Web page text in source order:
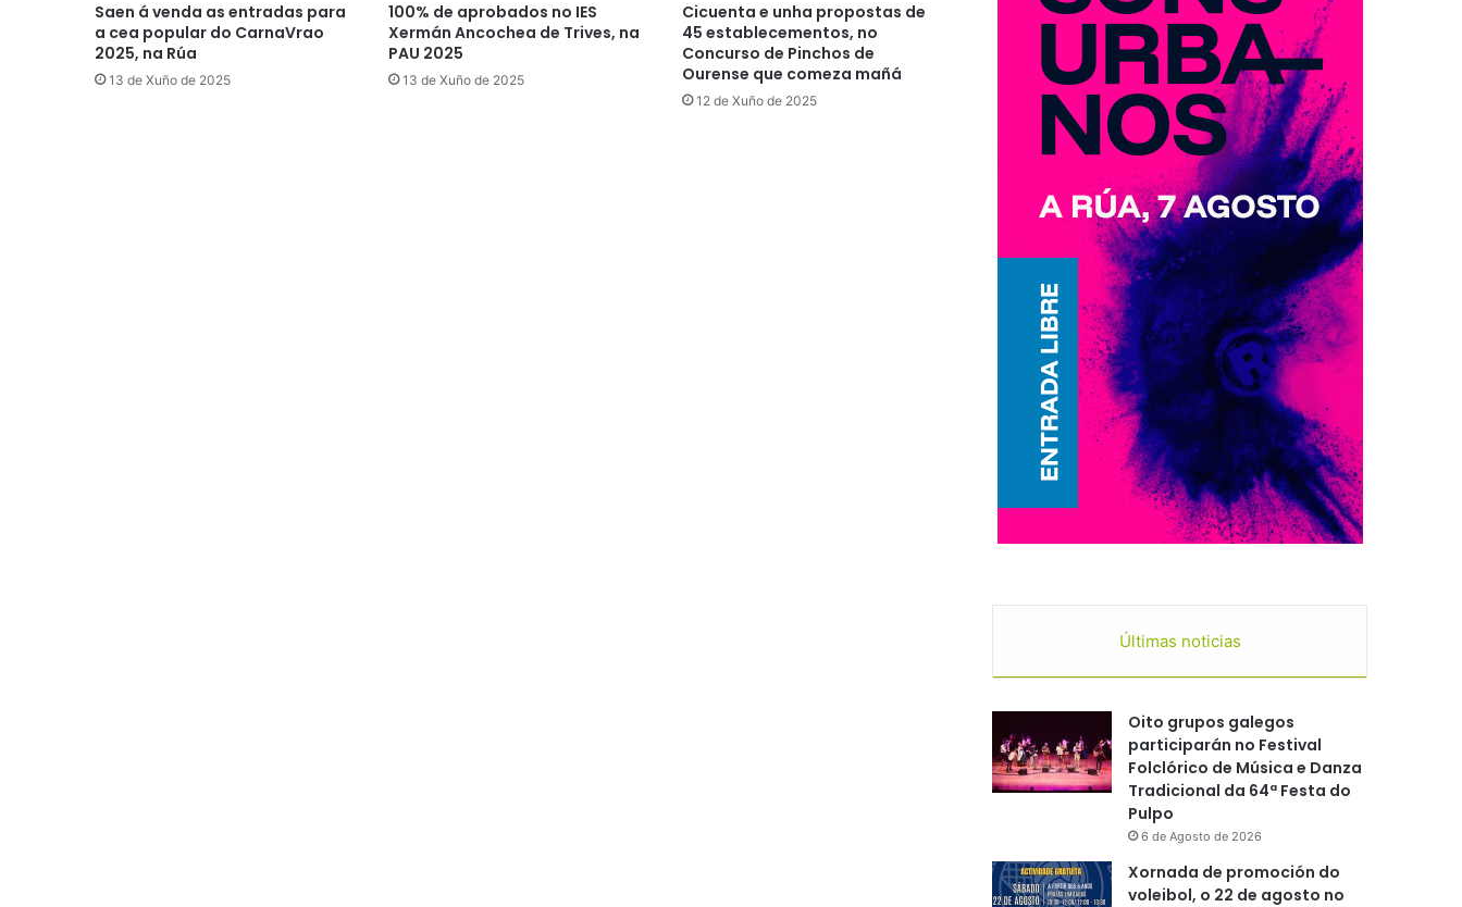
Saen á venda as entradas para
a cea popular do CarnaVrao
2025, na Rúa
13 de Xuño de 2025
100% de aprobados no IES
Xermán Ancochea de Trives, na
PAU 2025
13 de Xuño de 2025
Cicuenta e unha propostas de
45 establecementos, no
Concurso de Pinchos de
Ourense que comeza mañá
12 de Xuño de 2025
Últimas noticias
Oito grupos galegos
participarán no Festival
Folclórico de Música e Danza
Tradicional da 64ª Festa do
Pulpo
6 de Agosto de 2026
Xornada de promoción do
voleibol, o 22 de agosto no